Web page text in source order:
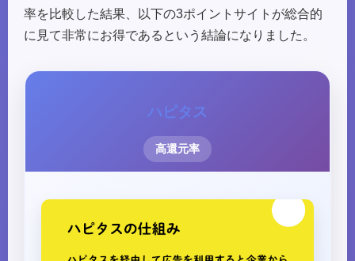
率を比較した結果、以下の3ポイントサイトが総合的
に見て非常にお得であるという結論になりました。
ハピタス
高還元率